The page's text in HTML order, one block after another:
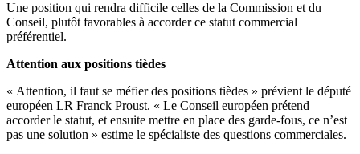
Une position qui rendra difficile celles de la Commission et du
Conseil, plutôt favorables à accorder ce statut commercial
préférentiel.
Attention aux positions tièdes
« Attention, il faut se méfier des positions tièdes » prévient le député
européen LR Franck Proust. « Le Conseil européen prétend
accorder le statut, et ensuite mettre en place des garde-fous, ce n’est
pas une solution » estime le spécialiste des questions commerciales.